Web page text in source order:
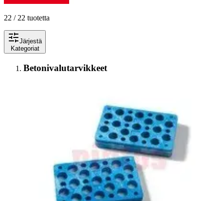
22 / 22 tuotetta
Järjestä
Kategoriat
Betonivalutarvikkeet